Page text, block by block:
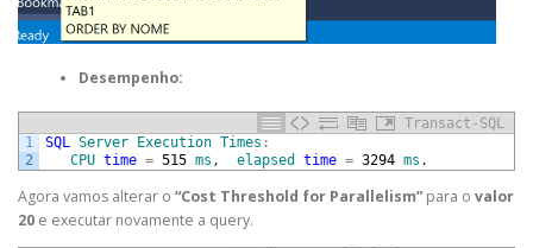
Desempenho:
Transact-SQL
1
2
SQL Server Execution Times :
CPU time = 515 ms , elapsed time = 3294 ms .
Agora vamos alterar o “Cost Threshold for Parallelism”para o valor
20 e executar novamente a query.